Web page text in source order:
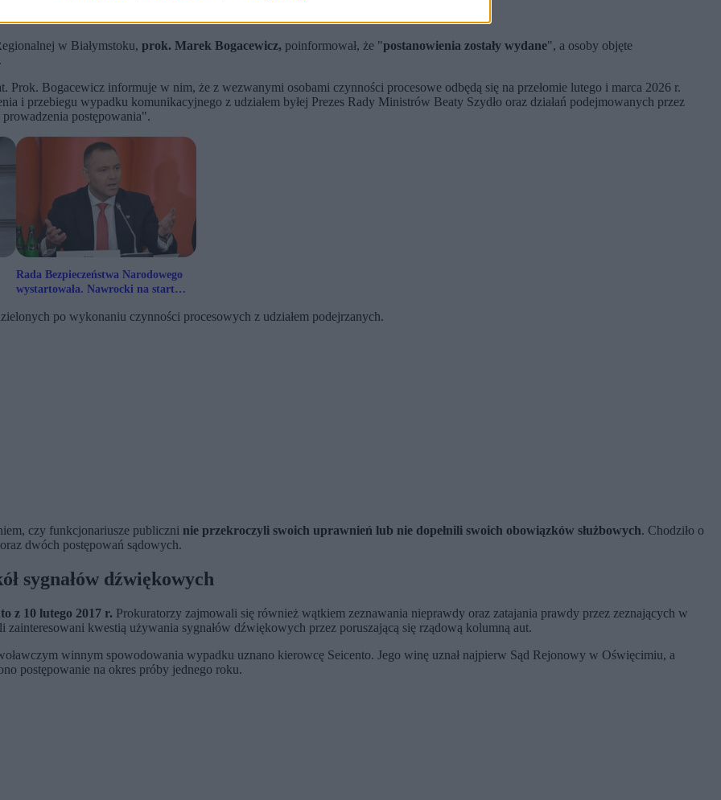
prokuratura wzywa funkcjonariuszy SOP
w Białymstoku, prok. Marek Bogacewicz, poinformował, że "postanowienia zostały wydane", a osoby objęte
Bogacewicz informuje w nim, że z wezwanymi osobami czynności procesowe odbędą się na przełomie lutego i marca 2026 r.
i przebiegu wypadku komunikacyjnego z udziałem byłej Prezes Rady Ministrów Beaty Szydło oraz działań podejmowanych przez
postępowania".
Rada Bezpieczeństwa Narodowego
wystartowała. Nawrocki na start
po wykonaniu czynności procesowych z udziałem podejrzanych.
czy funkcjonariusze publiczni nie przekroczyli swoich uprawnień lub nie dopełnili swoich obowiązków służbowych. Chodziło o
dwóch postępowań sądowych.
sygnałów dźwiękowych
z 10 lutego 2017 r. Prokuratorzy zajmowali się również wątkiem zeznawania nieprawdy oraz zatajania prawdy przez zeznających w
kwestią używania sygnałów dźwiękowych przez poruszającą się rządową kolumną aut.
winnym spowodowania wypadku uznano kierowcę Seicento. Jego winę uznał najpierw Sąd Rejonowy w Oświęcimiu, a
postępowanie na okres próby jednego roku.